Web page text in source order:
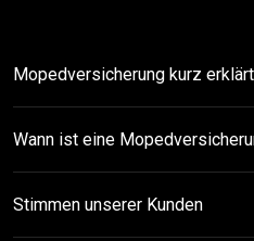
Mopedversicherung kurz erklärt
Wann ist eine
Stimmen unserer Kunden